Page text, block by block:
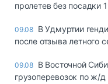
пролетев без посадки
09.08 В Удмуртии
после отзыва летного
09.08 В Восточной
грузоперевозок по ж/